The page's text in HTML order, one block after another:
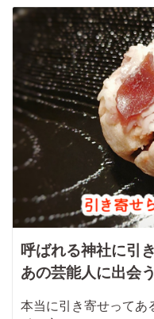
呼ばれる神社に引
あの芸能人に出会
本当に引き寄せってあ